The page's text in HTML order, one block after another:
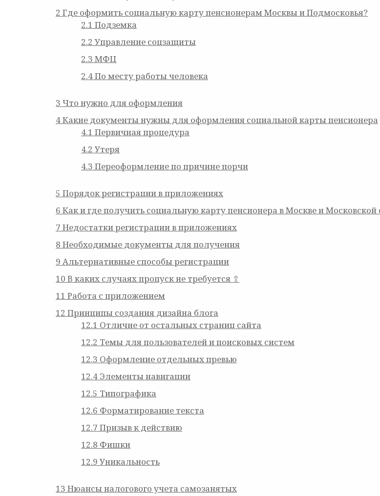
2 Где оформить социальную карту пенсионерам Москвы и Подмосковья?
2.1 Подземка
2.2 Управление соцзащиты
2.3 МФЦ
2.4По месту работы человека
3 Что нужно для оформления
4Какие документы нужны для оформления социальной карты пенсионера
4.1 Первичная процедура
4.2 Утеря
4.3 Переоформление по причине порчи
5 Порядок регистрации в приложениях
6 Как и где получить социальную карту пенсионера в Москве и
7 Недостатки регистрации в приложениях
8 Необходимые документы для получения
9 Альтернативные способы регистрации
10 В каких случаях пропуск не требуется ⇧
11 Работа с приложением
12 Принципы создания дизайна блога
12.1 Отличие от остальных страниц сайта
12.2 Темы для пользователей и поисковых систем
12.3 Оформление отдельных превью
12.4 Элементы навигации
12.5 Типографика
12.6 Форматирование текста
12.7 Призыв к действию
12.8 Фишки
12.9 Уникальность
13 Нюансы налогового учета самозанятых